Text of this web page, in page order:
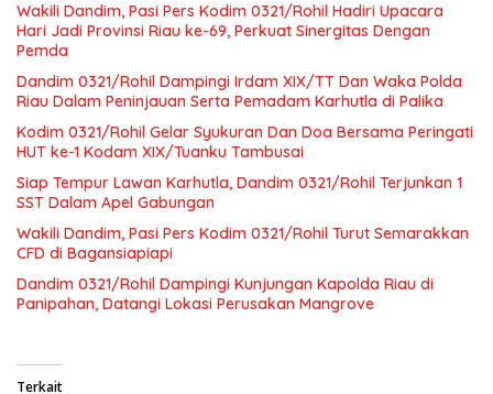
Wakili Dandim, Pasi Pers Kodim 0321/Rohil Hadiri Upacara
Hari Jadi Provinsi Riau ke-69, Perkuat Sinergitas Dengan
Pemda
Dandim 0321/Rohil Dampingi Irdam XIX/TT Dan Waka Polda
Riau Dalam Peninjauan Serta Pemadam Karhutla di Palika
Kodim 0321/Rohil Gelar Syukuran Dan Doa Bersama Peringati
HUT ke-1 Kodam XIX/Tuanku Tambusai
Siap Tempur Lawan Karhutla, Dandim 0321/Rohil Terjunkan 1
SST Dalam Apel Gabungan
Wakili Dandim, Pasi Pers Kodim 0321/Rohil Turut Semarakkan
CFD di Bagansiapiapi
Dandim 0321/Rohil Dampingi Kunjungan Kapolda Riau di
Panipahan, Datangi Lokasi Perusakan Mangrove
Terkait